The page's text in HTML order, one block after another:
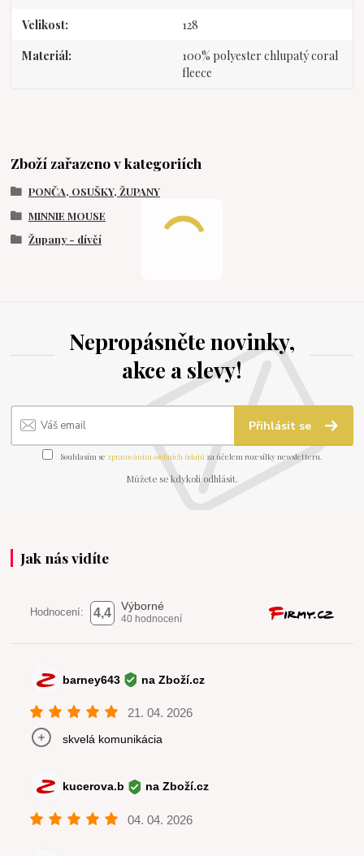
Velikost 128
Materiál
100% polyester chlupatý coral
fleece
Zboží zařazeno v kategoriích
PONČA, OSUŠKY, ŽUPANY
MINNIE MOUSE
Župany - dívčí
Nepropásněte novinky,
akce a slevy!
Přihlásit se
Souhlasím se zpracováním osobních údajů za účelem rozesílky newsletteru.
Můžete se kdykoli odhlásit.
Jak nás vidíte